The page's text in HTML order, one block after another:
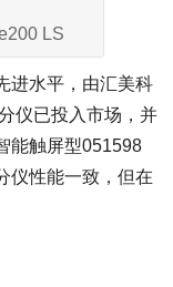
LS
进水平，由汇美科
仪已投入市场，并
能触屏型051598
仪性能一致，但在